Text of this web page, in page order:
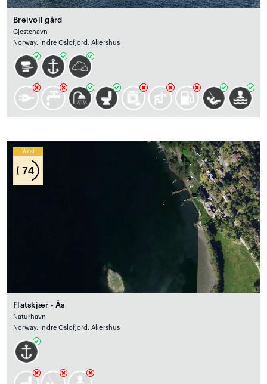
Breivoll gård
Gjestehavn
Norway, Indre Oslofjord, Akershus
Wind
74
Flatskjær - Ås
Naturhavn
Norway, Indre Oslofjord, Akershus